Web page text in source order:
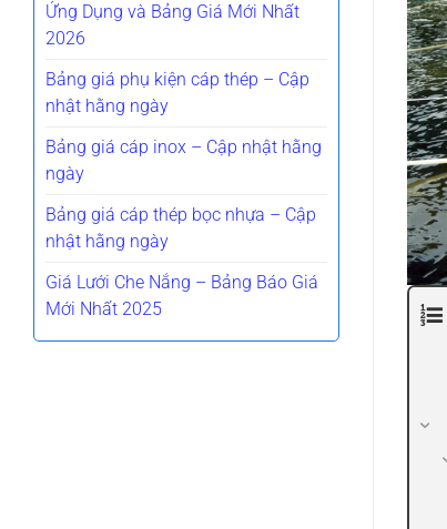
Ứng Dụng và Bảng Giá Mới Nhất
2026
Bảng giá phụ kiện cáp thép – Cập
nhật hằng ngày
Bảng giá cáp inox – Cập nhật hằng
ngày
Bảng giá cáp thép bọc nhựa – Cập
nhật hằng ngày
Giá Lưới Che Nắng – Bảng Báo Giá
Mới Nhất 2025